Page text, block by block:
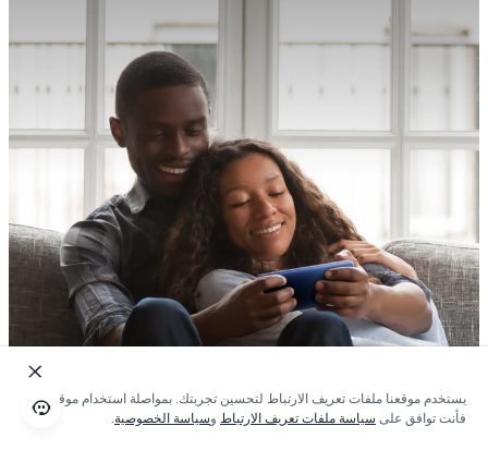
يستخدم موقعنا ملفات تعريف الارتباط لتحسين تجربتك. بمواصلة استخدام موقعنا؛
فأنت توافق على سياسة ملفات تعريف الارتباط وسياسة الخصوصية.